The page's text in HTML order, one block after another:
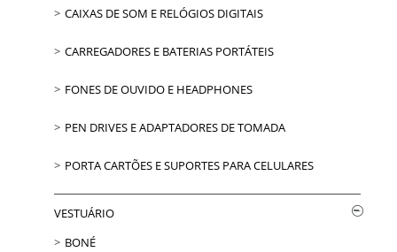
CAIXAS DE SOM E RELÓGIOS DIGITAIS
CARREGADORES E BATERIAS PORTÁTEIS
FONES DE OUVIDO E HEADPHONES
PEN DRIVES E ADAPTADORES DE TOMADA
PORTA CARTÕES E SUPORTES PARA CELULARES
VESTUÁRIO
BONÉ